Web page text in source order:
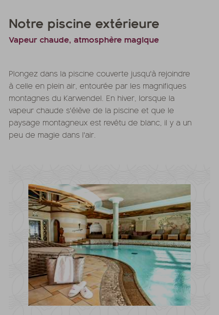
Notre piscine extérieure
Vapeur chaude, atmosphère magique
Plongez dans la piscine couverte jusqu'à rejoindre
à celle en plein air, entourée par les magnifiques
montagnes du Karwendel. En hiver, lorsque la
vapeur chaude s'élève de la piscine et que le
paysage montagneux est revêtu de blanc, il y a un
peu de magie dans l'air.